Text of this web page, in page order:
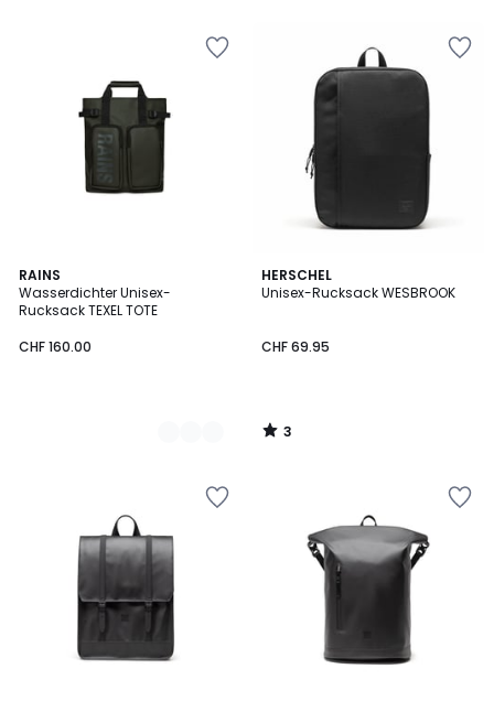
RAINS
Wasserdichter Unisex-
Rucksack TEXEL TOTE
CHF 160.00
2
Farben
HERSCHEL
Unisex-Rucksack WESBROOK
CHF 69.95
3
/
3
/